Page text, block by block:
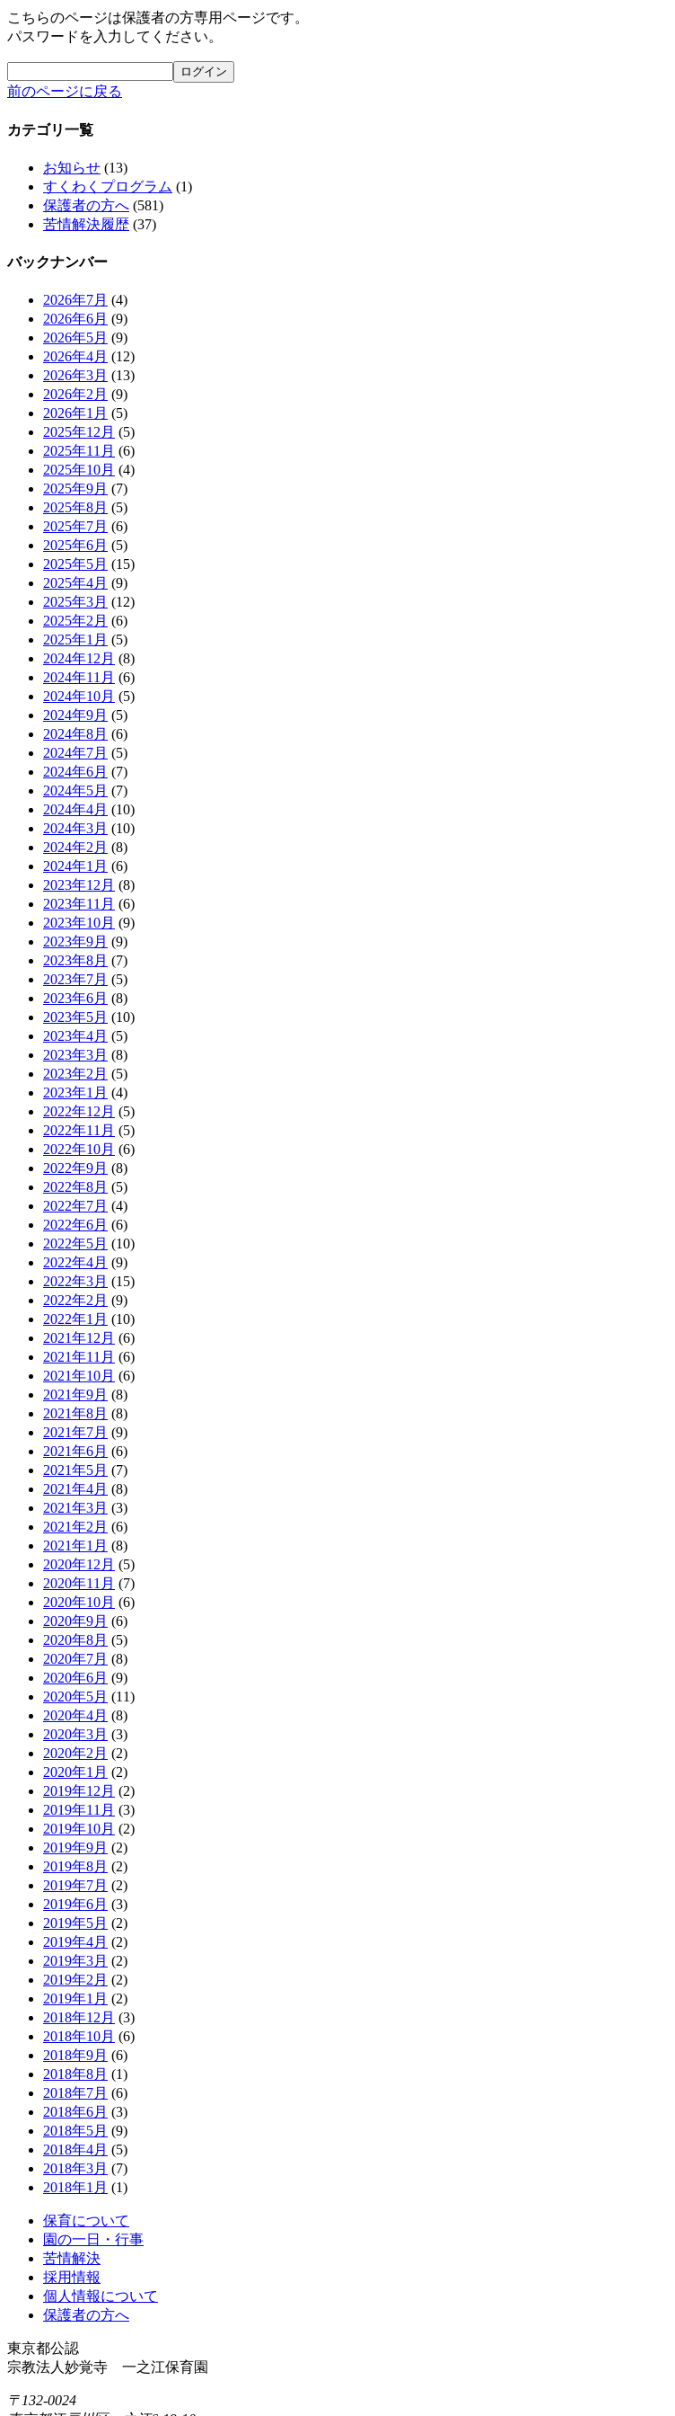
こちらのページは保護者の方専用ページです。
パスワードを入力してください。
前のページに戻る
カテゴリ一覧
お知らせ (13)
すくわくプログラム (1)
保護者の方へ (581)
苦情解決履歴 (37)
バックナンバー
2026年7月 (4)
2026年6月 (9)
2026年5月 (9)
2026年4月 (12)
2026年3月 (13)
2026年2月 (9)
2026年1月 (5)
2025年12月 (5)
2025年11月 (6)
2025年10月 (4)
2025年9月 (7)
2025年8月 (5)
2025年7月 (6)
2025年6月 (5)
2025年5月 (15)
2025年4月 (9)
2025年3月 (12)
2025年2月 (6)
2025年1月 (5)
2024年12月 (8)
2024年11月 (6)
2024年10月 (5)
2024年9月 (5)
2024年8月 (6)
2024年7月 (5)
2024年6月 (7)
2024年5月 (7)
2024年4月 (10)
2024年3月 (10)
2024年2月 (8)
2024年1月 (6)
2023年12月 (8)
2023年11月 (6)
2023年10月 (9)
2023年9月 (9)
2023年8月 (7)
2023年7月 (5)
2023年6月 (8)
2023年5月 (10)
2023年4月 (5)
2023年3月 (8)
2023年2月 (5)
2023年1月 (4)
2022年12月 (5)
2022年11月 (5)
2022年10月 (6)
2022年9月 (8)
2022年8月 (5)
2022年7月 (4)
2022年6月 (6)
2022年5月 (10)
2022年4月 (9)
2022年3月 (15)
2022年2月 (9)
2022年1月 (10)
2021年12月 (6)
2021年11月 (6)
2021年10月 (6)
2021年9月 (8)
2021年8月 (8)
2021年7月 (9)
2021年6月 (6)
2021年5月 (7)
2021年4月 (8)
2021年3月 (3)
2021年2月 (6)
2021年1月 (8)
2020年12月 (5)
2020年11月 (7)
2020年10月 (6)
2020年9月 (6)
2020年8月 (5)
2020年7月 (8)
2020年6月 (9)
2020年5月 (11)
2020年4月 (8)
2020年3月 (3)
2020年2月 (2)
2020年1月 (2)
2019年12月 (2)
2019年11月 (3)
2019年10月 (2)
2019年9月 (2)
2019年8月 (2)
2019年7月 (2)
2019年6月 (3)
2019年5月 (2)
2019年4月 (2)
2019年3月 (2)
2019年2月 (2)
2019年1月 (2)
2018年12月 (3)
2018年10月 (6)
2018年9月 (6)
2018年8月 (1)
2018年7月 (6)
2018年6月 (3)
2018年5月 (9)
2018年4月 (5)
2018年3月 (7)
2018年1月 (1)
保育について
園の一日・行事
苦情解決
採用情報
個人情報について
保護者の方へ
東京都公認
宗教法人妙覚寺 一之江保育園
〒132-0024